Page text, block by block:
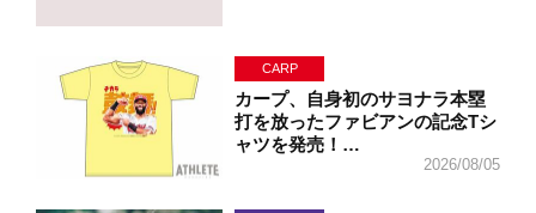
CARP
カープ、自身初のサヨナラ本塁
打を放ったファビアンの記念Tシ
ャツを発売！…
2026/08/05